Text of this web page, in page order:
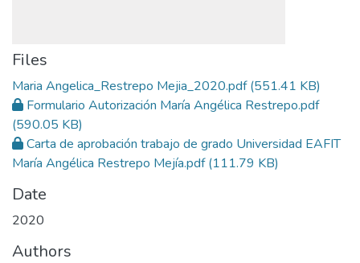
Files
Maria Angelica_Restrepo Mejia_2020.pdf(551.41 KB)
Formulario Autorización María Angélica Restrepo.pdf
(590.05 KB)
Carta de aprobación trabajo de grado Universidad EAFIT
María Angélica Restrepo Mejía.pdf(111.79 KB)
Date
2020
Authors